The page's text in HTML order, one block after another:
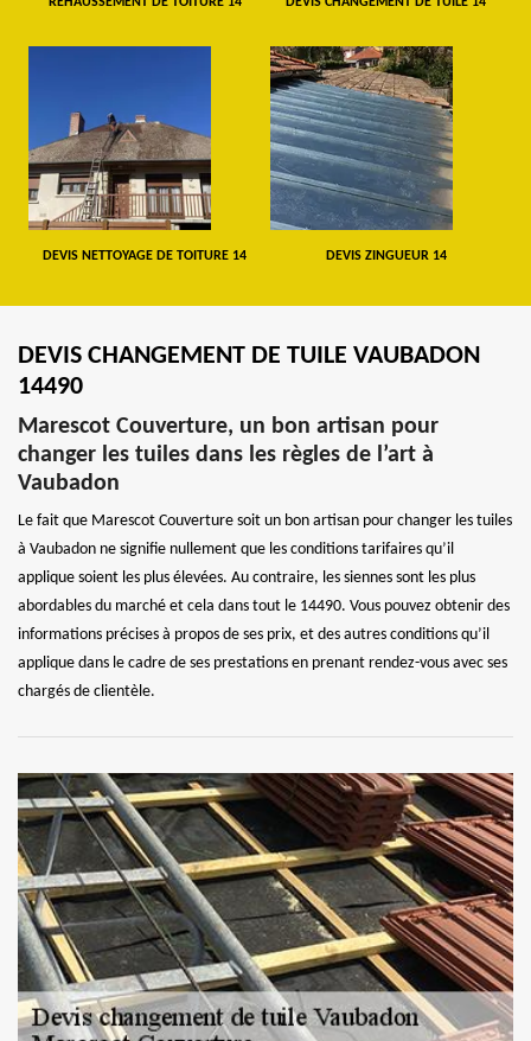
DEVIS NETTOYAGE DE TOITURE 14 DEVIS ZINGUEUR 14
DEVIS CHANGEMENT DE TUILE VAUBADON
14490
Marescot Couverture, un bon artisan pour
changer les tuiles dans les règles de l’art à
Vaubadon
Le fait que Marescot Couverture soit un bon artisan pour changer les tuiles
à Vaubadon ne signifie nullement que les conditions tarifaires qu’il
applique soient les plus élevées. Au contraire, les siennes sont les plus
abordables du marché et cela dans tout le 14490. Vous pouvez obtenir des
informations précises à propos de ses prix, et des autres conditions qu’il
applique dans le cadre de ses prestations en prenant rendez-vous avec ses
chargés de clientèle.